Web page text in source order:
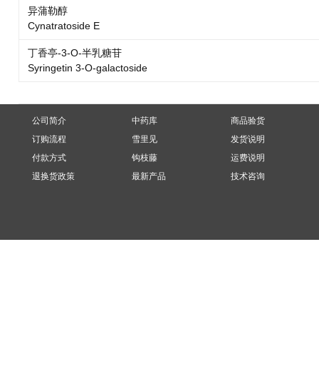
异蒲勒醇
Cynatratoside E
丁香亭-3-O-半乳糖苷
Syringetin 3-O-galactoside
公司简介
订购流程
付款方式
退换货政策
中药库
雪里见
钩枝藤
最新产品
商品验货
发货说明
运费说明
技术咨询